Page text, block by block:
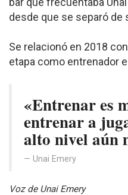
desde que se separó de
Se relacionó en 2018
etapa como entrenador
«Entrenar es
entrenar a
alto nivel aún
Unai Emery
Voz de Unai Emery